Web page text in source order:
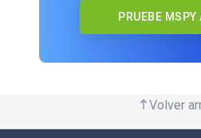
PRUEBE MSPY
Volver